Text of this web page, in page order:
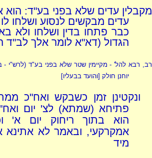
מקבלין עדים שלא בפני בע"ד: הוא
עדים מבקשים לנסוע ושלחו
כבר פתחו בדין ושלחו ולא
הגדול (דא"א לומר אלך לב"ד
רב, רבא להל' - מקיימין שטר שלא בפני בע"ד (לרש"י -
יוחנן חולק [והועד בבעליו]
ונקטינן זמן כשבקש ואח"כ
פתיחא (שמתא) לצ' יום
הוא בתוך ריחוק יום א'
אמקרקעי, ובאמר לא אתינא
מיד